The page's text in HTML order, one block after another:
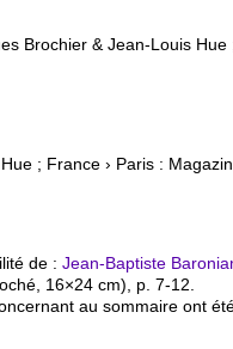
Brochier & Jean-Louis
; France › Paris :
de : Jean-Baptiste
16×24 cm), p. 7-12.
au sommaire ont